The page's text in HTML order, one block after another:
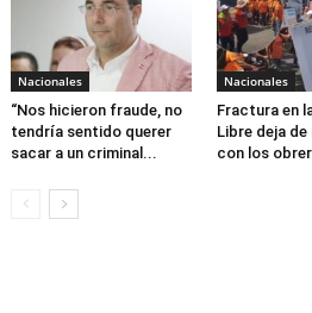
Nacionales
“Nos hicieron fraude, no
tendría sentido querer
sacar a un criminal...
Nacionales
Fractura en
Libre deja
con los